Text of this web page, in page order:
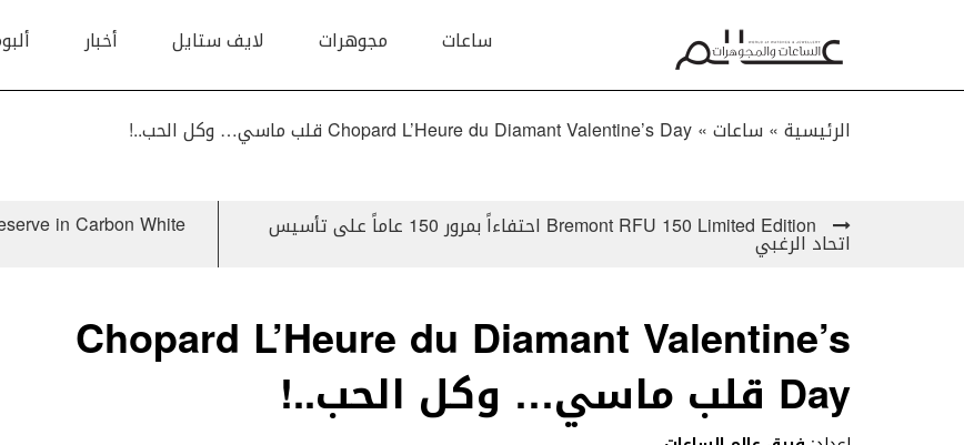
ساعات مجوهرات لايف ستايل أخبار
الرئيسية » ساعات»Chopard L’Heure du Diamant Valentine’s Day قلب ماسي… وكل الحب..!
Bremont RFU 150 Limited Edition احتفاءاً بمرور 150 عاماً على تأسيس
اتحاد الرغبي
in Carbon White
Chopard L’Heure du Diamant Valentine’s
Day قلب ماسي… وكل الحب..!